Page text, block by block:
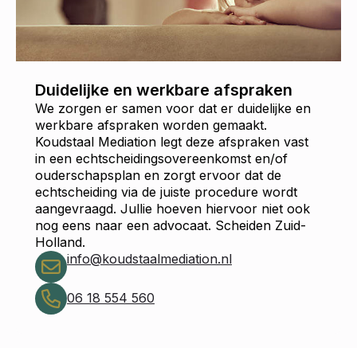
Duidelijke en werkbare afspraken
We zorgen er samen voor dat er duidelijke en
werkbare afspraken worden gemaakt.
Koudstaal Mediation legt deze afspraken vast
in een echtscheidingsovereenkomst en/of
ouderschapsplan en zorgt ervoor dat de
echtscheiding via de juiste procedure wordt
aangevraagd. Jullie hoeven hiervoor niet ook
nog eens naar een advocaat. Scheiden Zuid-
Holland.
info@koudstaalmediation.nl
06 18 554 560